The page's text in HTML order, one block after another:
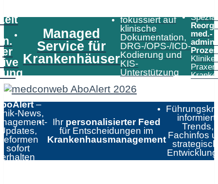
Managed
Service für
Krankenhäuser
fokussiert auf
klinische
Dokumentation,
DRG-/OPS-/ICD-
Kodierung und
KIS-
Unterstützung
med.-
–
News,
sofort
erhalten
Ihr personalisierter Feed
für Entscheidungen im
Krankenhausmanagement
informiert:
Trends,
Fachinfos